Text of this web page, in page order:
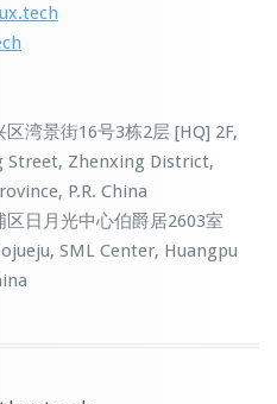
区湾景街16号3栋2层 [HQ] 2F,
Street, Zhenxing District,
P.R. China
区日月光中心伯爵居2603室
SML Center, Huangpu